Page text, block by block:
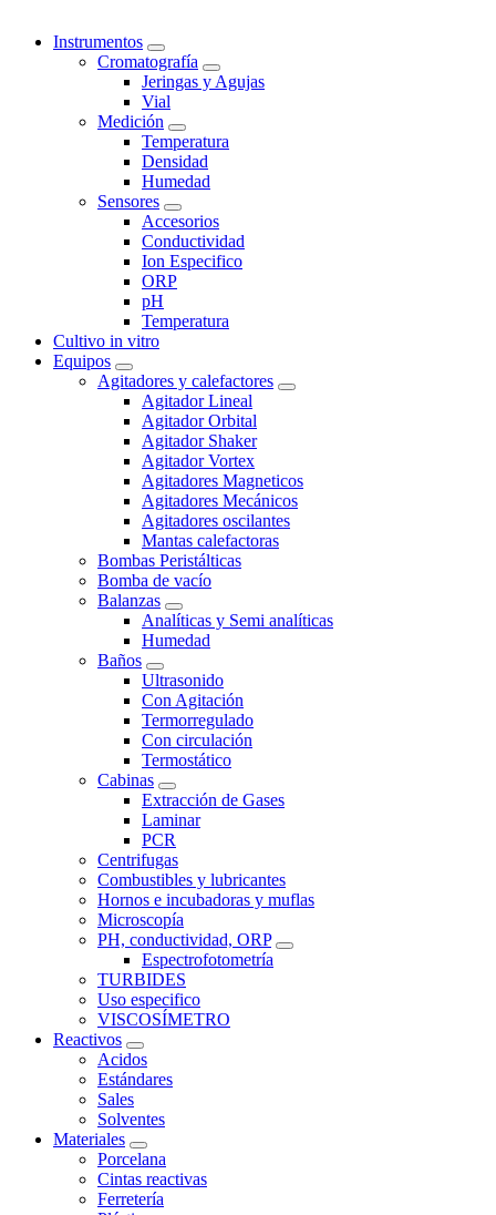
Instrumentos
Cromatografía
Jeringas y Agujas
Vial
Medición
Temperatura
Densidad
Humedad
Sensores
Accesorios
Conductividad
Ion Especifico
ORP
pH
Temperatura
Cultivo in vitro
Equipos
Agitadores y calefactores
Agitador Lineal
Agitador Orbital
Agitador Shaker
Agitador Vortex
Agitadores Magneticos
Agitadores Mecánicos
Agitadores oscilantes
Mantas calefactoras
Bombas Peristálticas
Bomba de vacío
Balanzas
Analíticas y Semi analíticas
Humedad
Baños
Ultrasonido
Con Agitación
Termorregulado
Con circulación
Termostático
Cabinas
Extracción de Gases
Laminar
PCR
Centrifugas
Combustibles y lubricantes
Hornos e incubadoras y muflas
Microscopía
PH, conductividad, ORP
Espectrofotometría
TURBIDES
Uso especifico
VISCOSÍMETRO
Reactivos
Acidos
Estándares
Sales
Solventes
Materiales
Porcelana
Cintas reactivas
Ferretería